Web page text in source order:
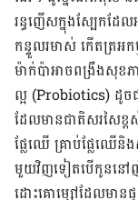
រន្ធញើសក្នុងស្បែកដែ
កន្ទួល​រមាស់ កើតត្រអ
ម៉ាក់ប៉ាអាចពង្រឹងសុខភ
ល្អ (Probiotics) ដូ
ដែលមានជាតិ​សរសៃខ្ព
ផ្លែឈើ គ្រាប់ផ្លែឈើ
មួយវិញទៀតបើកូននៅ
ដោះគោម្សៅដែលមានផ្